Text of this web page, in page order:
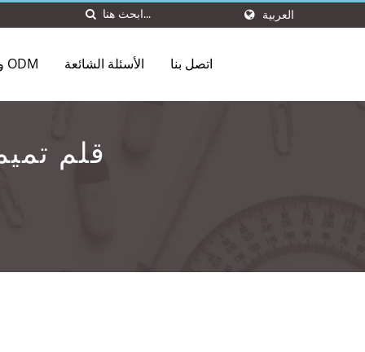
العربية
OEM و ODM الأسئلة الشائعة اتصل بنا
قلم